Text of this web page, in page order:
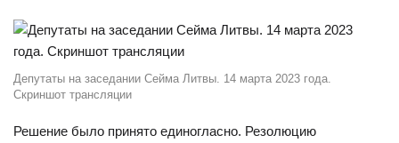
Депутаты на заседании Сейма Литвы. 14 марта 2023 года.
Скриншот трансляции
Решение было принято единогласно. Резолюцию